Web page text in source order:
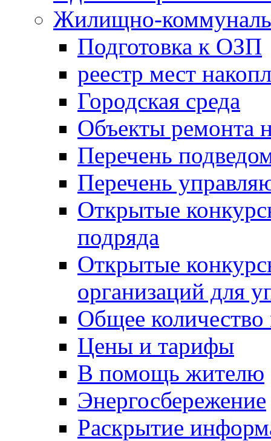
Жилищно-
Подготовка к ОЗП
реестр мест
Городская среда
Объекты ремонта
Перечень
Перечень
Открытые
подряда
Открытые
организаций для
Общее
Цены и тарифы
В помощь жителю
Энергосбережение
Раскрытие